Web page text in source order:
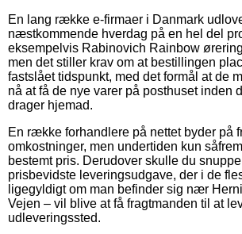
En lang række e-firmaer i Danmark
næstkommende hverdag på en hel del
eksempelvis Rabinovich Rainbow
men det stiller krav om at bestillingen
fastslået tidspunkt, med det formål at de
nå at få de nye varer på posthuset inden
drager hjemad.
En række forhandlere på nettet byder på
omkostninger, men undertiden kun
bestemt pris. Derudover skulle du
prisbevidste leveringsudgave, der i de
ligegyldigt om man befinder sig nær
Vejen – vil blive at få fragtmanden til at
udleveringssted.